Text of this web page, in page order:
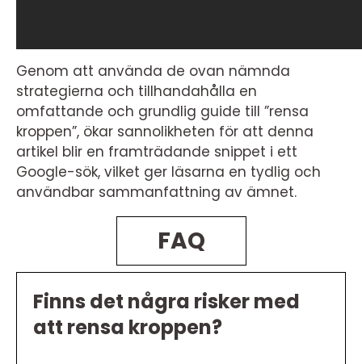
Genom att använda de ovan nämnda
strategierna och tillhandahålla en
omfattande och grundlig guide till ”rensa
kroppen”, ökar sannolikheten för att denna
artikel blir en framträdande snippet i ett
Google-sök, vilket ger läsarna en tydlig och
användbar sammanfattning av ämnet.
FAQ
Finns det några risker med
att rensa kroppen?